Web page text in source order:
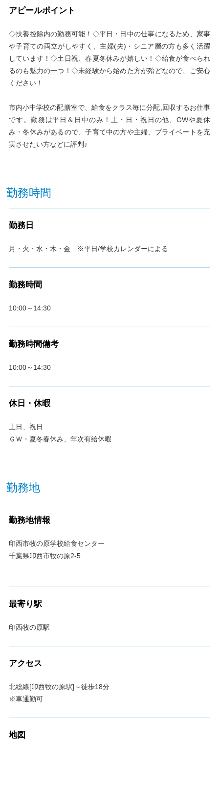
アピールポイント
◇扶養控除内の勤務可能！◇平日・日中の仕事になるため、家事
や子育ての両立がしやすく、主婦(夫)・シニア層の方も多く活躍
しています！◇土日祝、春夏冬休みが嬉しい！◇給食が食べられ
るのも魅力の一つ！◇未経験から始めた方が殆どなので、ご安心
ください！
市内小中学校の配膳室で、給食をクラス毎に分配,回収するお仕事
です。勤務は平日＆日中のみ！土・日・祝日の他、GWや夏休
み・冬休みがあるので、子育て中の方や主婦、プライベートを充
実させたい方などに評判♪
勤務時間
勤務日
月・火・水・木・金 ※平日/学校カレンダーによる
勤務時間
10:00～14:30
勤務時間備考
10:00～14:30
休日・休暇
土日、祝日
ＧＷ・夏冬春休み、年次有給休暇
勤務地
勤務地情報
印西市牧の原学校給食センター
千葉県印西市牧の原2-5
最寄り駅
印西牧の原駅
アクセス
北総線[印西牧の原駅]～徒歩18分
※車通勤可
地図